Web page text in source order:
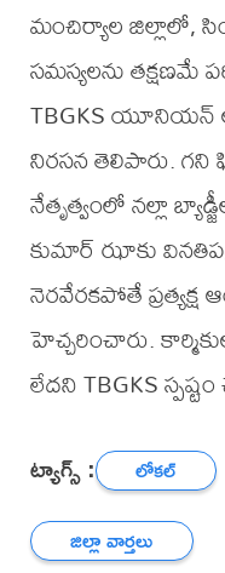
మంచిర్యాల జిల్లాలో,
సమస్యలను తక్షణమే
TBGKS యూనియన్
నిరసన తెలిపారు. గని
నేతృత్వంలో నల్లా
కుమార్ ఝాకు
నెరవేరకపోతే
హెచ్చరించారు.
లేదని TBGKS
ట్యాగ్స్ : లోకల్
జిల్లా వార్తలు